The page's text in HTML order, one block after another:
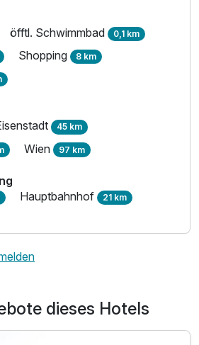
öfftl. Schwimmbad 0,1 km
Shopping 8 km
45 km
Wien 97 km
Hauptbahnhof 21 km
dieses Hotels